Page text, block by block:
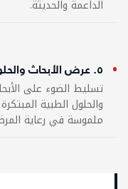
الداعمة والحديثة.
٥. عرض الأبحاث والحلول المبتكرة
تسليط الضوء على
والحلول الطبية
ملموسة في رعاية